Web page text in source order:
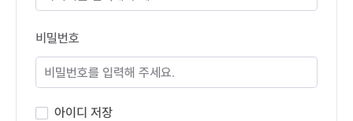
비밀번호
아이디 저장